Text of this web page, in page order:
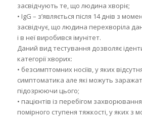
засвідчують те, що людина хворіє;
• IgG – з’являється після 14 днів з
засвідчує, що людина перехворіла
і в неї виробився імунітет.
Даний вид тестування дозволяє
категорії хворих:
• безсимптомних носіїв, у яких
симптоматика але які можуть
підозрюючи цього;
• пацієнтів із перебігом
помірного ступеня тяжкості, у яких з